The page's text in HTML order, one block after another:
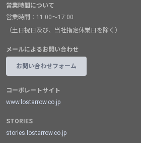
営業時間について
営業時間：11:00～17:00
（土日祝日及び、当社指定休業日を除く）
メールによるお問い合わせ
お問い合わせフォーム
コーポレートサイト
www.lostarrow.co.jp
STORIES
stories.lostarrow.co.jp